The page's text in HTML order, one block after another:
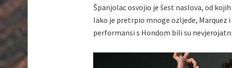
Španjolac osvojio je šest naslova, od
Iako je pretrpio mnoge ozljede, Marquez
performansi s Hondom bili su